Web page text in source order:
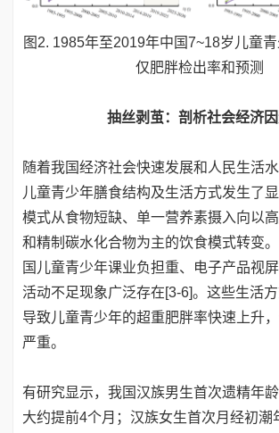
图2. 1985年至2019年中国7~18岁儿童
仅肥胖检出率和预测
抽丝剥茧：剖析社会经济
随着我国经济社会快速发展和人民生活水
儿童青少年膳食结构及生活方式发生了
模式从食物短缺、单一营养素摄入向以
和精制碳水化合物为主的饮食模式转变
国儿童青少年课业负担重、电子产品视
活动不足现象广泛存在[3-6]。这些生活
导致儿童青少年的超重肥胖率快速上升
严重。
有研究显示，我国汉族男生首次遗精年
大约提前4个月；汉族女生首次月经初潮